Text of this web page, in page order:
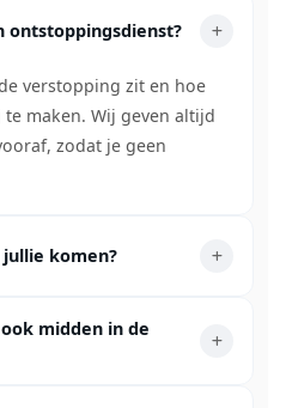
ontstoppingsdienst?
verstopping zit en hoe
maken. Wij geven altijd
zodat je geen
komen?
midden in de